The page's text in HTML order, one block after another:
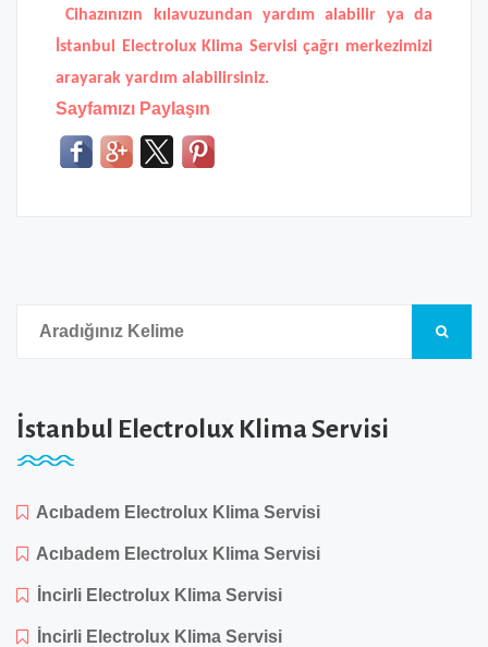
Cihazınızın kılavuzundan yardım alabilir ya da
İstanbul Electrolux Klima Servisiçağrı merkezimizi
arayarak yardım alabilirsiniz.
Sayfamızı Paylaşın
İstanbul Electrolux Klima Servisi
Acıbadem Electrolux Klima Servisi
Acıbadem Electrolux Klima Servisi
İncirli Electrolux Klima Servisi
İncirli Electrolux Klima Servisi